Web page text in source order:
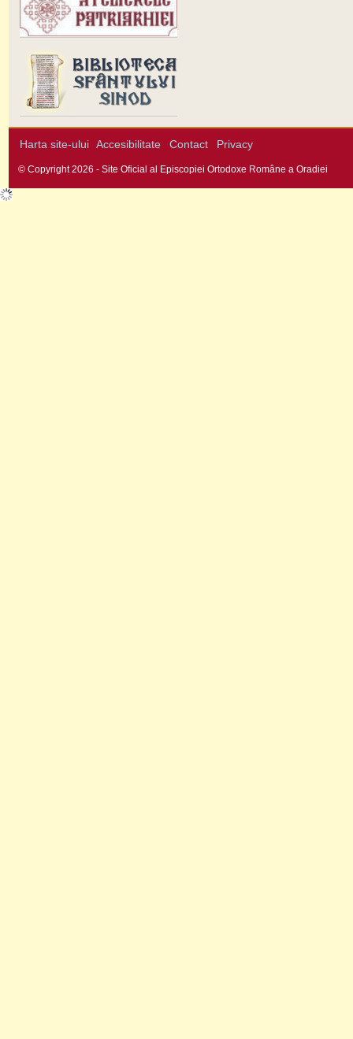
Harta site-ului Accesibilitate Contact Privacy
© Copyright 2026 - Site Oficial al Episcopiei Ortodoxe Române a Oradiei